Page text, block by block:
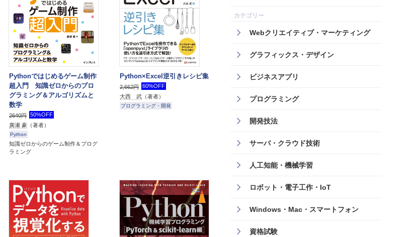
Pythonではじめるゲーム制作
超入門 知識ゼロからのプロ
グラミング＆アルゴリズムと
数学
2640円 50%OFF
廣瀬 豪 （著者）
Python
知識ゼロからのゲーム制作＆プログ
ラミング
Python×Excel逆引きレシピ集
2,662円 60%OFF
大西 武 （著者）
プログラミング・開発
Webクリエイティブ・マーケティング
グラフィックス・デザイン
ビジネスアプリ
プログラミング
開発技法
サーバ・クラウド技術
人工知能・機械学習
ロボット・電子工作・IoT
Windows・Mac・スマートフォン
資格試験